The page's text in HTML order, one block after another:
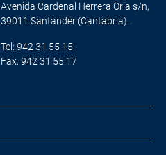
Avenida Cardenal Herrera Oria s/n,
39011 Santander (Cantabria).
Tel: 942 31 55 15
Fax: 942 31 55 17